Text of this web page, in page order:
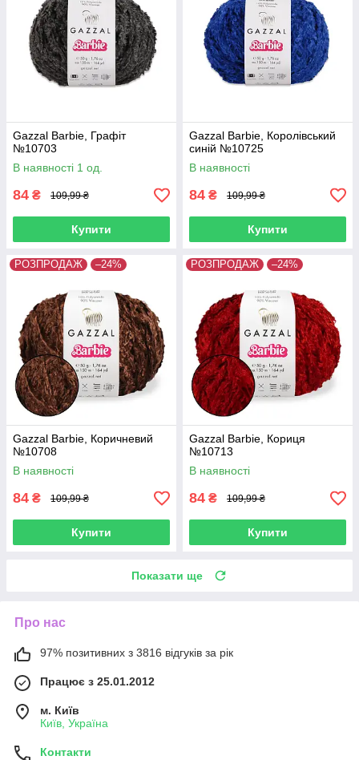
Gazzal Barbie, Графіт
№10703
В наявності 1 од.
84 ₴ 109,99 ₴
Купити
Gazzal Barbie, Королівський
синій №10725
В наявності
84 ₴ 109,99 ₴
Купити
РОЗПРОДАЖ –24%
Gazzal Barbie, Коричневий
№10708
В наявності
84 ₴ 109,99 ₴
Купити
РОЗПРОДАЖ –24%
Gazzal Barbie, Кориця
№10713
В наявності
84 ₴ 109,99 ₴
Купити
Показати ще
Про нас
97% позитивних з 3816 відгуків за рік
Працює з 25.01.2012
м. Київ
Київ, Україна
Контакти